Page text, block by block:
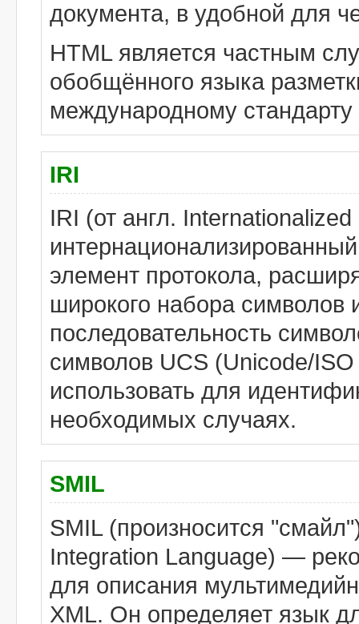
документа, в удобной для
HTML является частным
обобщённого языка
международному
IRI
IRI (от англ.
элемент протокола,
широкого набора
последовательность
символов UCS (Unicode/
использовать для
необходимых случаях.
SMIL
SMIL (произносится
Integration Language) —
для описания
XML. Он определяет язык